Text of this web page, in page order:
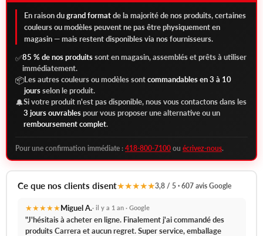
En raison dugrand formatde la majorité de nos produits, certaines
couleurs ou modèles peuvent ne pas être physiquement en
magasin — mais restent disponibles via nos fournisseurs.
✅85 % de nos produitssont en magasin, assemblés et prêts à utiliser
immédiatement.
📦Les autres couleurs ou modèles sontcommandables en 3 à 10
joursselon le produit.
🔔Si votre produit n'est pas disponible, nous vous contactons dans les
3 jours ouvrablespour vous proposer une alternative ou un
remboursement complet.
Pour une confirmation immédiate : 418-800-7100 ou écrivez-nous.
Ce que nos clients disent★★★★★3,8 / 5 · 607 avis Google
★★★★★Miguel A.· il y a 1 an · Google
"J'hésitais à acheter en ligne. Finalement j'ai commandé des
produits Carrera et aucun regret.Super service, emballage